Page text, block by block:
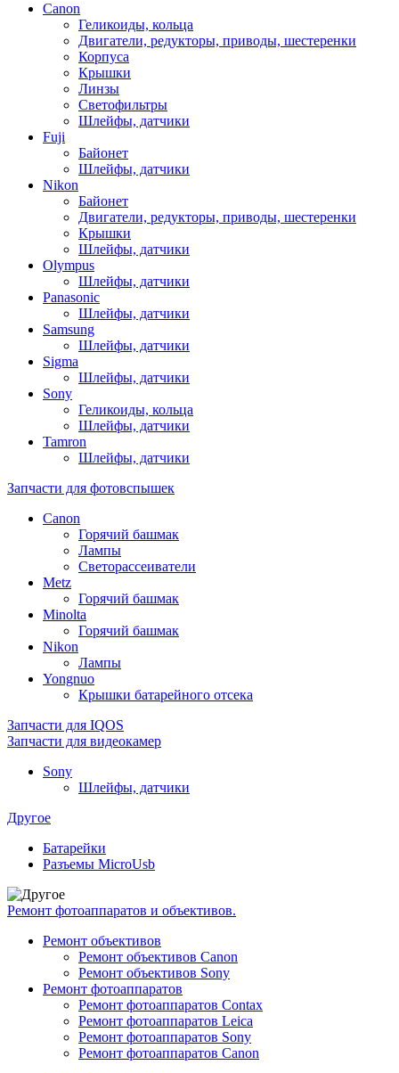
Canon
Геликоиды, кольца
Двигатели, редукторы, приводы, шестеренки
Корпуса
Крышки
Линзы
Светофильтры
Шлейфы, датчики
Fuji
Байонет
Шлейфы, датчики
Nikon
Байонет
Двигатели, редукторы, приводы, шестеренки
Крышки
Шлейфы, датчики
Olympus
Шлейфы, датчики
Panasonic
Шлейфы, датчики
Samsung
Шлейфы, датчики
Sigma
Шлейфы, датчики
Sony
Геликоиды, кольца
Шлейфы, датчики
Tamron
Шлейфы, датчики
Запчасти для фотовспышек
Canon
Горячий башмак
Лампы
Светорассеиватели
Metz
Горячий башмак
Minolta
Горячий башмак
Nikon
Лампы
Yongnuo
Крышки батарейного отсека
Запчасти для IQOS
Запчасти для видеокамер
Sony
Шлейфы, датчики
Другое
Батарейки
Разъемы MicroUsb
Ремонт фотоаппаратов и объективов.
Ремонт объективов
Ремонт объективов Canon
Ремонт объективов Sony
Ремонт фотоаппаратов
Ремонт фотоаппаратов Contax
Ремонт фотоаппаратов Leica
Ремонт фотоаппаратов Sony
Ремонт фотоаппаратов Canon